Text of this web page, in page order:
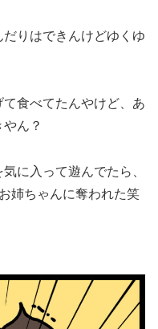
りはできんけどゆくゆ
食べてたんやけど、あ
ん？
に入って遊んでたら、
姉ちゃんに奪われた笑